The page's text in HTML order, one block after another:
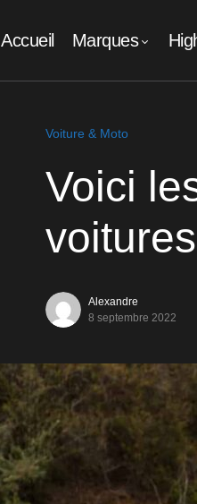
Accueil Marques
Voiture & Moto
Voici
Alexandre
8 septembre 2022